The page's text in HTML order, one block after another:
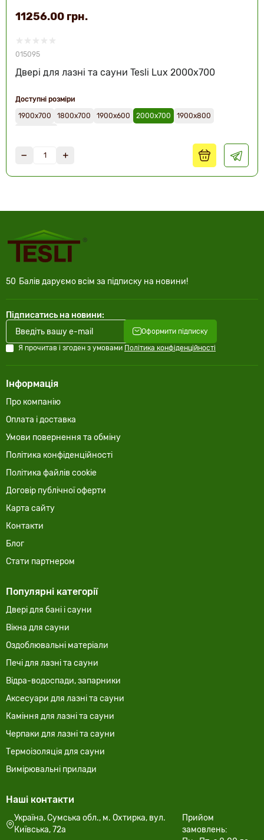
015095
Двері для лазні та сауни Tesli Lux 2000х700
11256.00 грн.
Доступні розміри
1900х700
1800х700 1900х600 2000х700
1900х800
50 Балів даруємо всім за підписку на новини!
Підписатись на новини:
Оформити підписку
Я прочитав і згоден з умовами Політика конфіденційності
Інформація
Про компанію
Оплата і доставка
Умови повернення та обміну
Політика конфіденційності
Політика файлів cookie
Договір публічної оферти
Карта сайту
Контакти
Блог
Стати партнером
Популярні категорії
Двері для бані і сауни
Вікна для сауни
Оздоблювальні матеріали
Печі для лазні та сауни
Відра-водоспади, запарники
Аксесуари для лазні та сауни
Каміння для лазні та сауни
Черпаки для лазні та сауни
Термоізоляція для сауни
Вимірювальні прилади
Наші контакти
Україна, Сумська обл., м. Охтирка, вул.
Київська, 72а
Прийом
замовлень: